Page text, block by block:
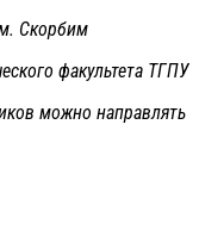
Скорбим
факультета ТГПУ
можно направлять